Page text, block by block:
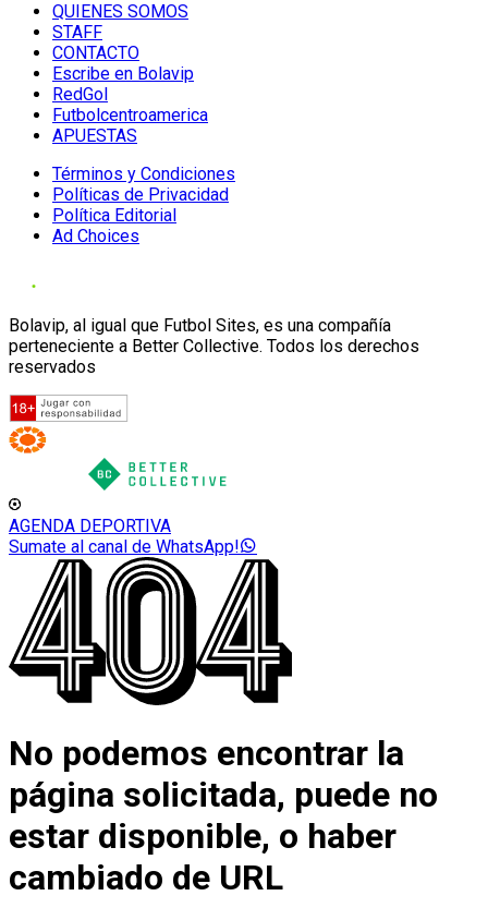
QUIENES SOMOS
STAFF
CONTACTO
Escribe en Bolavip
RedGol
Futbolcentroamerica
APUESTAS
Términos y Condiciones
Políticas de Privacidad
Política Editorial
Ad Choices
Bolavip, al igual que Futbol Sites, es una compañía
perteneciente a Better Collective. Todos los derechos
reservados
AGENDA DEPORTIVA
Sumate al canal de WhatsApp!
No podemos encontrar la
página solicitada, puede no
estar disponible, o haber
cambiado de URL